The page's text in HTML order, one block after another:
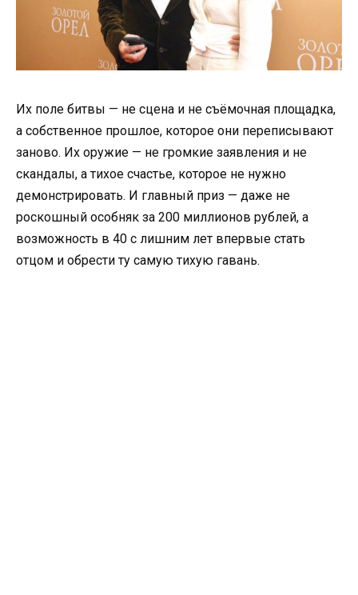
Их поле битвы — не сцена и не съёмочная площадка,
а собственное прошлое, которое они переписывают
заново. Их оружие — не громкие заявления и не
скандалы, а тихое счастье, которое не нужно
демонстрировать. И главный приз — даже не
роскошный особняк за 200 миллионов рублей, а
возможность в 40 с лишним лет впервые стать
отцом и обрести ту самую тихую гавань.